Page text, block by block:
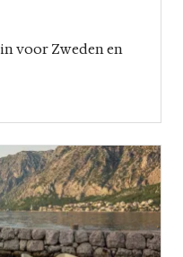
voor Zweden en